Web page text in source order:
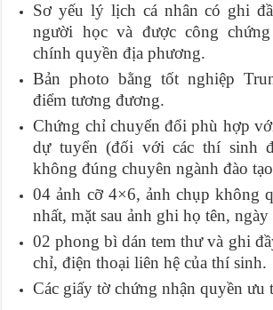
Sơ yếu lý lịch cá nhân có ghi
người học và được công
chính quyền địa phương.
Bản photo bằng tốt nghiệp
điểm tương đương.
Chứng chỉ chuyển đổi phù hợp
dự tuyển (đối với các thí sinh
không đúng chuyên ngành đào
04 ảnh cỡ 4×6, ảnh chụp không
nhất, mặt sau ảnh ghi họ tên,
02 phong bì dán tem thư và ghi
chỉ, điện thoại liên hệ của thí sinh.
Các giấy tờ chứng nhận quyền ưu